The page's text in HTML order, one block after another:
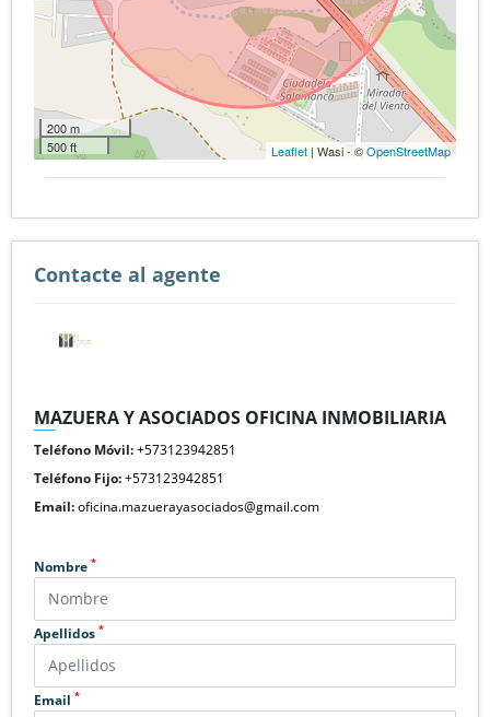
200 m
500 ft
Leaflet | Wasi - ©OpenStreetMap
Contacte al agente
MAZUERA Y ASOCIADOS OFICINA INMOBILIARIA
Teléfono Móvil:+573123942851
Teléfono Fijo:+573123942851
Email:oficina.mazuerayasociados@gmail.com
Nombre *
Apellidos *
Email *